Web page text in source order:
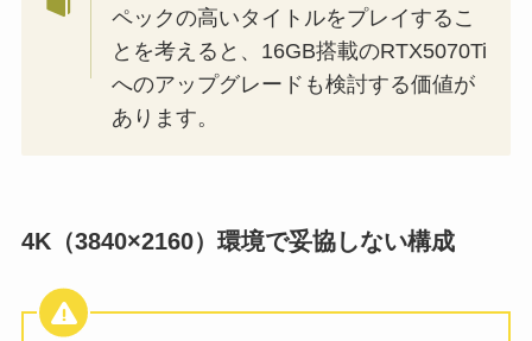
ペックの高いタイトルをプレイするこ
とを考えると、16GB搭載のRTX5070Ti
へのアップグレードも検討する価値が
あります。
4K（3840×2160）環境で妥協しない構成